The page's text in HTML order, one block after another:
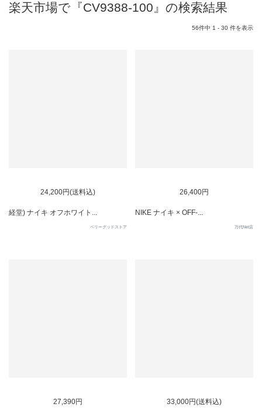
楽天市場で『CV9388-100』の検索結果
56件中 1 - 30 件を表示
24,200円(送料込)
経堂) ナイキ オフホワイト...
ベリーグッドストア
26,400円
NIKE ナイキ × OFF-...
万代Net店
27,390円 33,000円(送料込)